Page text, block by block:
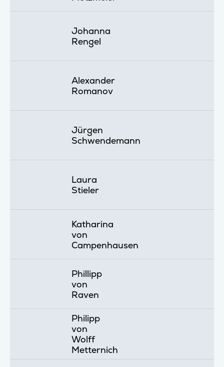
Johanna
Rengel
Alexander
Romanov
Jürgen
Schwendemann
Laura
Stieler
Katharina
von
Campenhausen
Phillipp
von
Raven
Philipp
von
Wolff
Metternich